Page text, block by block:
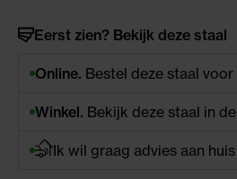
Eerst zien? Bekijk deze staal
Online. Bestel deze staal
Winkel. Bekijk deze staal in
Ik wil graag advies aan huis